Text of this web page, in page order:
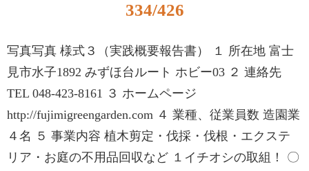
334/426
写真写真 様式３（実践概要報告書） １ 所在地 富士
見市水子1892 みずほ台ルート ホビー03 ２ 連絡先
TEL 048-423-8161 ３ ホームページ
http://fujimigreengarden.com ４ 業種、従業員数 造園業
４名 ５ 事業内容 植木剪定・伐採・伐根・エクステ
リア・お庭の不用品回収など １イチオシの取組！ 〇